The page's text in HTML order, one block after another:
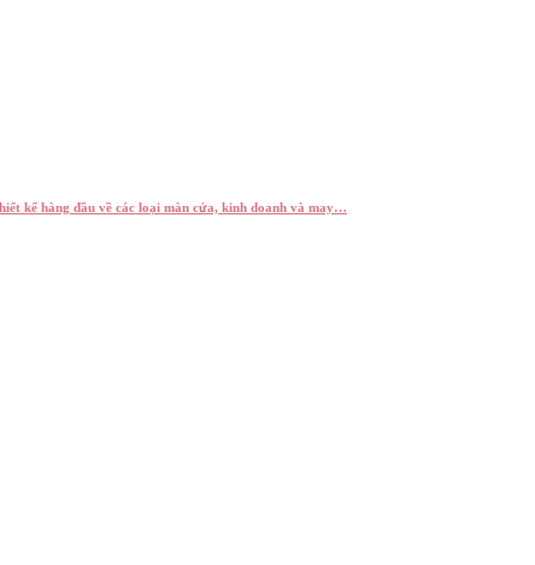
kế hàng đầu về các loại màn cửa, kinh doanh và may…